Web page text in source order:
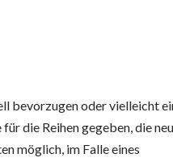
bevorzugen oder vielleicht
die Reihen gegeben, die neu
möglich, im Falle eines